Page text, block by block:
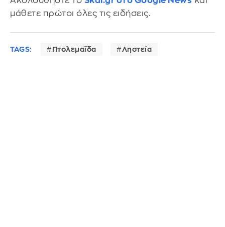
μάθετε πρώτοι όλες τις ειδήσεις.
TAGS: Πτολεμαΐδα Ληστεία